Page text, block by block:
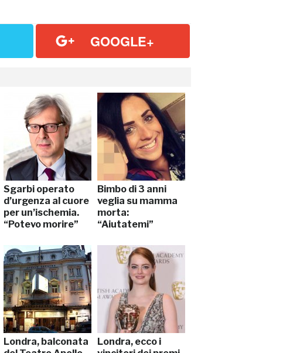
GOOGLE+
Sgarbi operato
d’urgenza al cuore
per un’ischemia.
“Potevo morire”
Bimbo di 3 anni
veglia su mamma
morta:
“Aiutatemi”
Londra, balconata
Londra, ecco i